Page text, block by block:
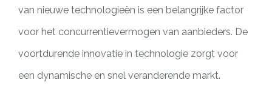
van nieuwe technologieën is een belangrijke factor
voor het concurrentievermogen van aanbieders. De
voortdurende innovatie in technologie zorgt voor
een dynamische en snel veranderende markt.